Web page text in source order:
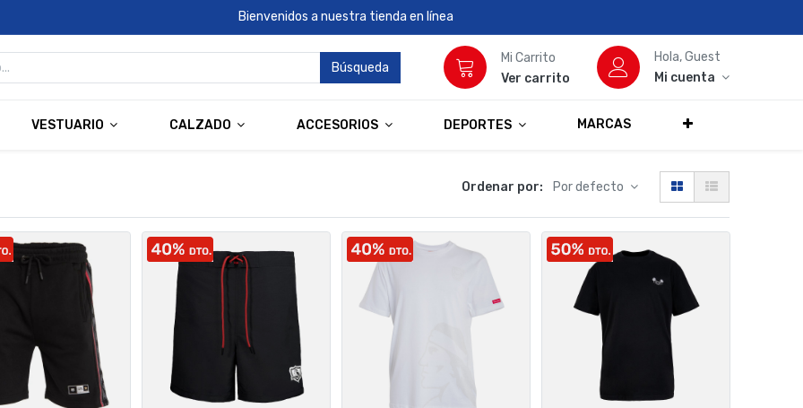
Bienvenidos a nuestra tienda en línea
Búsqueda
Mi Carrito
Ver carrito
Hola, Guest
Mi cuenta
VESTUARIO CALZADO ACCESORIOS DEPORTES MARCAS
Ordenar por: Por defecto